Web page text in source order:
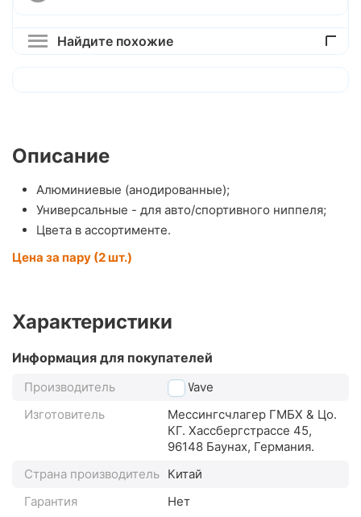
Найдите похожие
Описание
Алюминиевые (анодированные);
Универсальные - для авто/спортивного ниппеля;
Цвета в ассортименте.
Цена за пару (2 шт.)
Характеристики
Информация для покупателей
Производитель
M-Wave
Изготовитель
Мессингсчлагер ГМБХ & Цо.
КГ. Хассбергстрассе 45,
96148 Баунах, Германия.
Страна производитель Китай
Гарантия
Нет